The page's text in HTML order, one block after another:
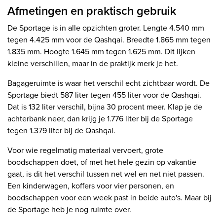
Afmetingen en praktisch gebruik
De Sportage is in alle opzichten groter. Lengte 4.540 mm
tegen 4.425 mm voor de Qashqai. Breedte 1.865 mm tegen
1.835 mm. Hoogte 1.645 mm tegen 1.625 mm. Dit lijken
kleine verschillen, maar in de praktijk merk je het.
Bagageruimte is waar het verschil echt zichtbaar wordt. De
Sportage biedt 587 liter tegen 455 liter voor de Qashqai.
Dat is 132 liter verschil, bijna 30 procent meer. Klap je de
achterbank neer, dan krijg je 1.776 liter bij de Sportage
tegen 1.379 liter bij de Qashqai.
Voor wie regelmatig materiaal vervoert, grote
boodschappen doet, of met het hele gezin op vakantie
gaat, is dit het verschil tussen net wel en net niet passen.
Een kinderwagen, koffers voor vier personen, en
boodschappen voor een week past in beide auto's. Maar bij
de Sportage heb je nog ruimte over.